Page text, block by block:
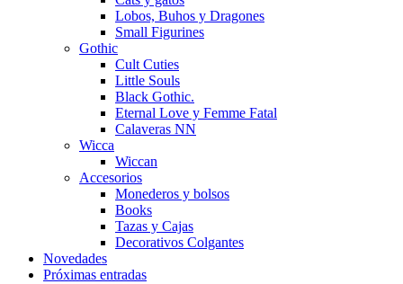
Lobos, Buhos y Dragones
Small Figurines
Gothic
Cult Cuties
Little Souls
Black Gothic.
Eternal Love y Femme Fatal
Calaveras NN
Wicca
Wiccan
Accesorios
Monederos y bolsos
Books
Tazas y Cajas
Decorativos Colgantes
Novedades
Próximas entradas